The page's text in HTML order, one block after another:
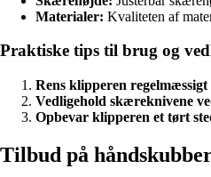
Materialer: Kvaliteten af
Praktiske tips til brug og
Rens klipperen
Vedligehold skæreknivene
Opbevar klipperen et tørt
Tilbud på